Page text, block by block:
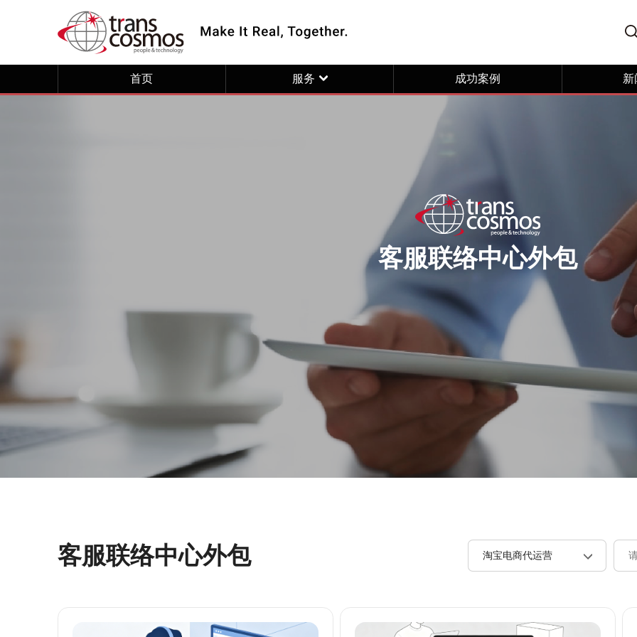
首页 服务 成功案例 新
客服联络中心外包
客服联络中心外包